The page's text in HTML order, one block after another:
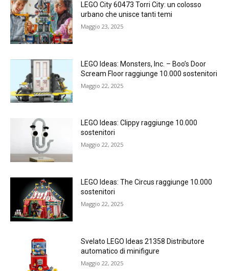
LEGO City 60473 Torri City: un colosso
urbano che unisce tanti temi
Maggio 23, 2025
LEGO Ideas: Monsters, Inc. – Boo’s Door
Scream Floor raggiunge 10.000 sostenitori
Maggio 22, 2025
LEGO Ideas: Clippy raggiunge 10.000
sostenitori
Maggio 22, 2025
LEGO Ideas: The Circus raggiunge 10.000
sostenitori
Maggio 22, 2025
Svelato LEGO Ideas 21358 Distributore
automatico di minifigure
Maggio 22, 2025